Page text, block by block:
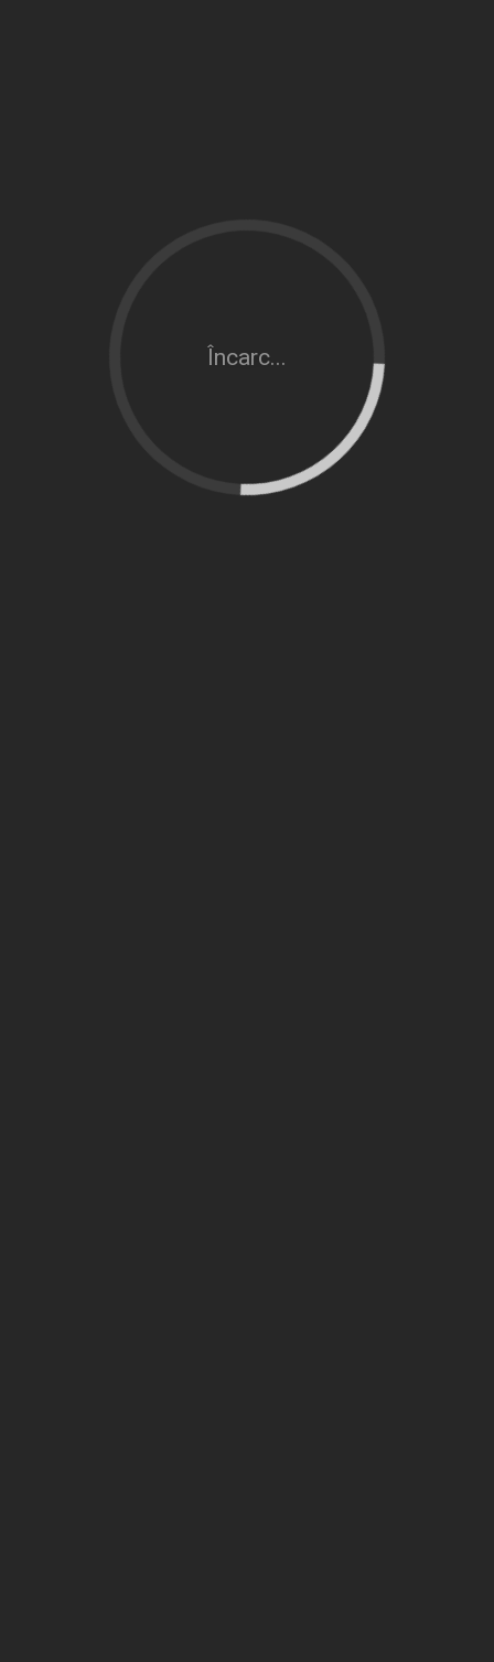
Încarc...